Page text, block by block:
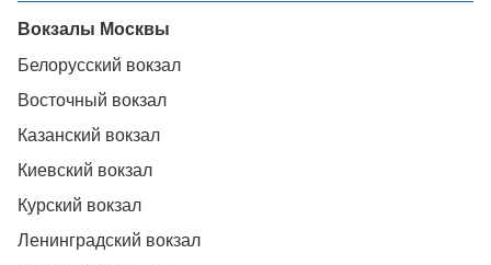
Вокзалы Москвы
Белорусский вокзал
Восточный вокзал
Казанский вокзал
Киевский вокзал
Курский вокзал
Ленинградский вокзал